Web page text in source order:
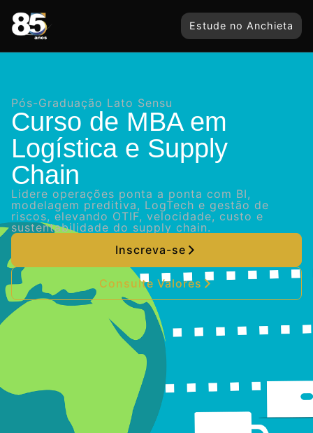
Estude no Anchieta
Pós-Graduação Lato Sensu
Curso de MBA em
Logística e Supply
Chain
Lidere operações ponta a ponta com BI,
modelagem preditiva, LogTech e gestão de
riscos, elevando OTIF, velocidade, custo e
sustentabilidade do supply chain.
Inscreva-se
Consulte Valores